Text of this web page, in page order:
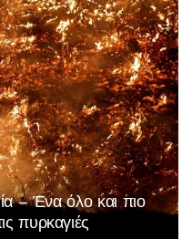
– Ένα όλο και πιο
πυρκαγιές